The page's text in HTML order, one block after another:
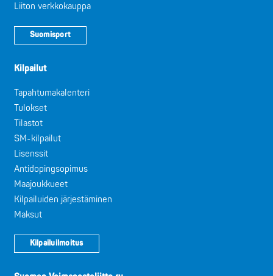
Liiton verkkokauppa
Suomisport
Kilpailut
Tapahtumakalenteri
Tulokset
Tilastot
SM-kilpailut
Lisenssit
Antidopingsopimus
Maajoukkueet
Kilpailuiden järjestäminen
Maksut
Kilpailuilmoitus